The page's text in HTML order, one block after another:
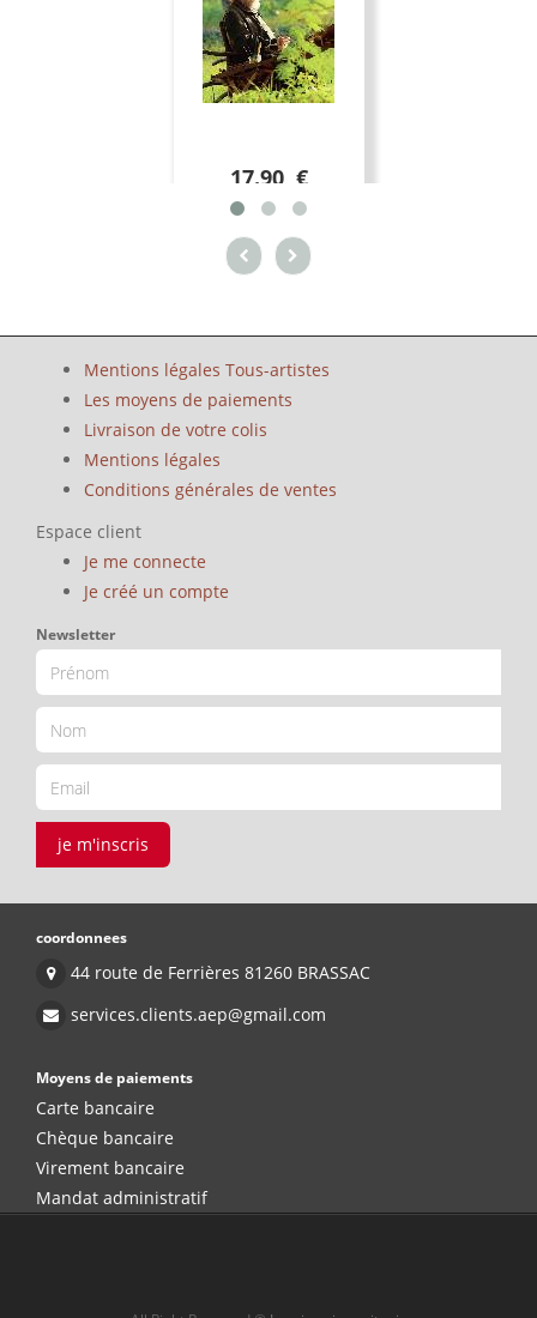
17.90 €
Mentions légales Tous-artistes
Les moyens de paiements
Livraison de votre colis
Mentions légales
Conditions générales de ventes
Espace client
Je me connecte
Je créé un compte
Newsletter
je m'inscris
coordonnees
44 route de Ferrières 81260 BRASSAC
services.clients.aep@gmail.com
Moyens de paiements
Carte bancaire
Chèque bancaire
Virement bancaire
Mandat administratif